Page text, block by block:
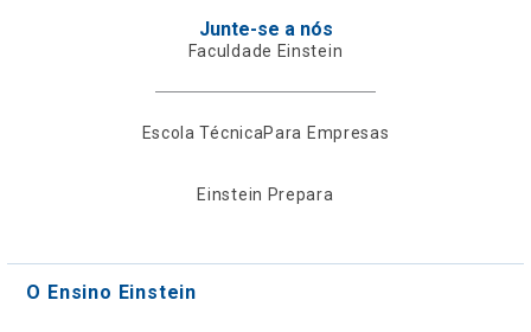
Junte-se a nós
Faculdade Einstein
Escola TécnicaPara Empresas
Einstein Prepara
O Ensino Einstein